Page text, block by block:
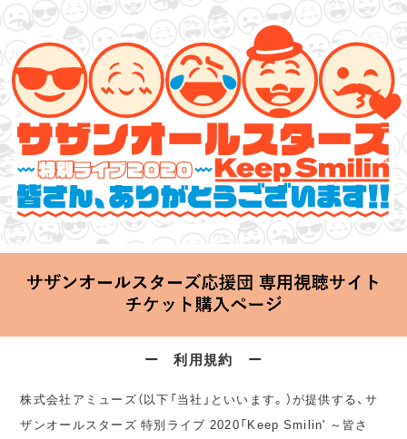
サザンオールスターズ 特別ライブ 2020
2020.06.25 Thu 20:00 Start at 横浜アリーナ
ー 利用規約 ー
株式会社アミューズ（以下「当社」といいます。）が提供する、サ
ザンオールスターズ 特別ライブ 2020「Keep Smilin' ～皆さ